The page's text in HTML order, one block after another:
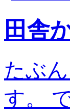
田舎
たぶ
す。